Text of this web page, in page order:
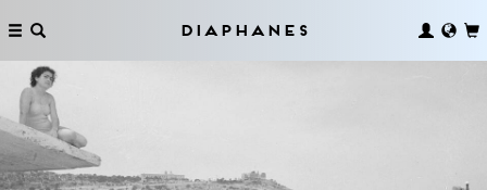
Diaphanes